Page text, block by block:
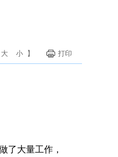
大 小 】 打印
了大量工作，